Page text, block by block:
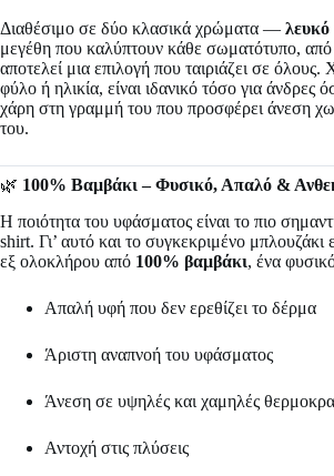
Διαθέσιμο σε δύο κλασικά χρώματα — λευκό
μεγέθη που καλύπτουν κάθε σωματότυπο, από
αποτελεί μια επιλογή που ταιριάζει σε όλους.
φύλο ή ηλικία, είναι ιδανικό τόσο για άνδρες
χάρη στη γραμμή του που προσφέρει άνεση
του.
🌿 100% Βαμβάκι – Φυσικό, Απαλό &
Η ποιότητα του υφάσματος είναι το πιο
shirt. Γι’ αυτό και το συγκεκριμένο μπλουζάκι
εξ ολοκλήρου από 100% βαμβάκι, ένα
Απαλή υφή που δεν ερεθίζει το δέρμα
Άριστη αναπνοή του υφάσματος
Άνεση σε υψηλές και χαμηλές
Αντοχή στις πλύσεις